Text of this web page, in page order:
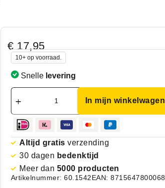
€17,95
10+ op voorraad.
Snelle levering
In mijn winkelwagen
Altijd gratis verzending
30 dagen bedenktijd
Meer dan 5000 producten
Artikelnummer: 60.1542EAN: 8715647800068